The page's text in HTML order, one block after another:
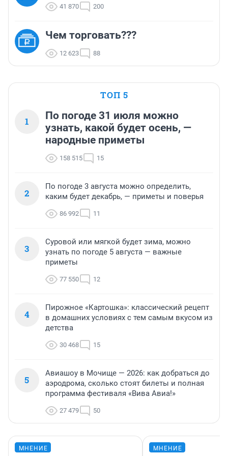
41 870 200
Чем торговать???
12 623 88
ТОП 5
1
По погоде 31 июля можно
узнать, какой будет осень, —
народные приметы
158 515 15
2
По погоде 3 августа можно определить,
каким будет декабрь, — приметы и поверья
86 992 11
3
Суровой или мягкой будет зима, можно
узнать по погоде 5 августа — важные
приметы
77 550 12
4
Пирожное «Картошка»: классический рецепт
в домашних условиях с тем самым вкусом из
детства
30 468 15
5
Авиашоу в Мочище — 2026: как добраться до
аэродрома, сколько стоят билеты и полная
программа фестиваля «Вива Авиа!»
27 479 50
МНЕНИЕ МНЕНИЕ